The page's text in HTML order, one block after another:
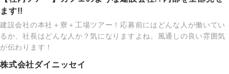
ます!!
建設会社の本社＋寮＋工場ツアー！応募前にはどんな人が働いてい
るか、社長はどんな人か？気になりますよね。風通しの良い雰囲気
が伝わります！
株式会社ダイニッセイ